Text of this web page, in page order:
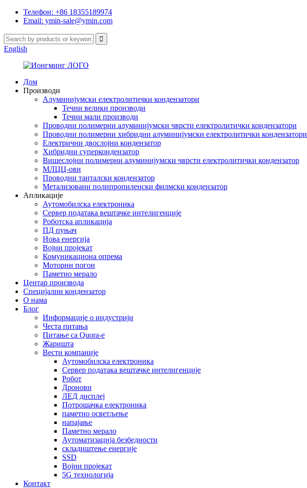
Телефон: +86 18355189974
Email: ymin-sale@ymin.com
English
Дом
Производи
Алуминијумски електролитички кондензатори
Течни велики производи
Течни мали производи
Проводни полимерни алуминијумски чврсти електролитички кондензатори
Проводни полимерни хибридни алуминијумски електролитички кондензатори
Електрични двослојни кондензатор
Хибридни суперкондензатор
Вишеслојни полимерни алуминијумски чврсти електролитички кондензатор
МЛЦЦ-ови
Проводни танталски кондензатор
Метализовани полипропиленски филмски кондензатор
Апликације
Аутомобилска електроника
Сервер података вештачке интелигенције
Роботска апликација
ПД пуњач
Нова енергија
Војни пројекат
Комуникациона опрема
Моторни погон
Паметно мерало
Центар производа
Специјални кондензатор
О нама
Блог
Информације о индустрији
Честа питања
Питање са Quora-е
Жаришта
Вести компаније
Аутомобилска електроника
Сервер података вештачке интелигенције
Робот
Дронови
ЛЕД дисплеј
Потрошачка електроника
паметно осветљење
напајање
Паметно мерало
Аутоматизација безбедности
складиштење енергије
SSD
Војни пројекат
5G технологија
Контакт